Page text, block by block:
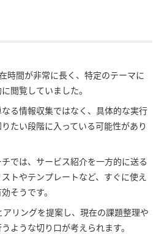
時間が非常に長く、特定のテーマに
閲覧していました。
る情報収集ではなく、具体的な実行
たい段階に入っている可能性があり
では、サービス紹介を一方的に送る
トやテンプレートなど、すぐに使え
そうです。
リングを提案し、現在の課題整理や
ような切り口が考えられます。